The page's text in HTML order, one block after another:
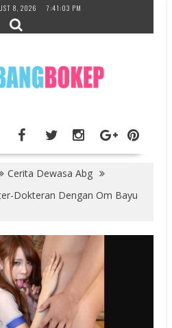
8, 2026 7:41:04 PM
Cerita Dewasa Abg
Dokteran Dengan Om Bayu